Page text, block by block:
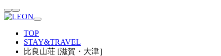
TOP
STAY&TRAVEL
比良山荘 [滋賀・大津］